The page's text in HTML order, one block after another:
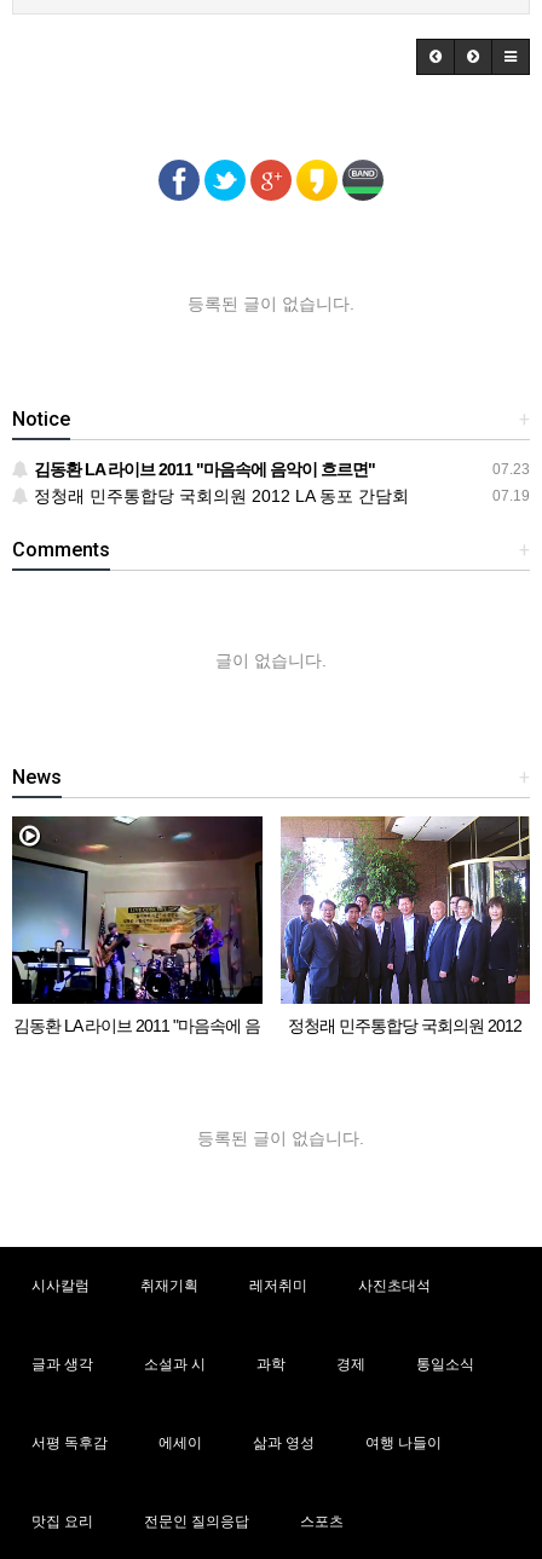
등록된 글이 없습니다.
+
Notice
07.23
김동환 LA 라이브 2011 "마음속에 음악이 흐르면"
07.19
정청래 민주통합당 국회의원 2012 LA 동포 간담회
+
Comments
글이 없습니다.
+
News
김동환 LA 라이브 2011 "마음속에 음
정청래 민주통합당 국회의원 2012
등록된 글이 없습니다.
시사칼럼 취재기획 레저취미 사진초대석
글과 생각 소설과 시 과학 경제 통일소식
서평 독후감 에세이 삶과 영성 여행 나들이
맛집 요리 전문인 질의응답 스포츠